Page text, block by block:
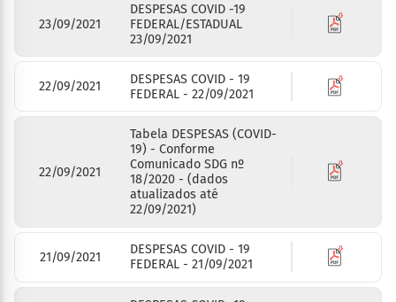
23/09/2021
DESPESAS COVID -19
FEDERAL/ESTADUAL
23/09/2021
22/09/2021
DESPESAS COVID - 19
FEDERAL - 22/09/2021
22/09/2021
Tabela DESPESAS (COVID-
19) - Conforme
Comunicado SDG nº
18/2020 - (dados
atualizados até
22/09/2021)
21/09/2021
DESPESAS COVID - 19
FEDERAL - 21/09/2021